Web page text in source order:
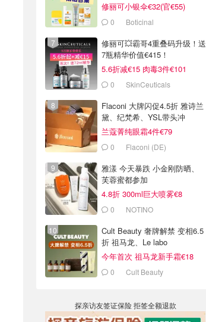
修丽可小银伞€32(官€55)
0 Boticinal
修丽可💥霸哥4重叠码升级！送
7瓶精华价值€415！
5.6折减€15 肉毒3件€101
0 SkinCeuticals
Flaconi 大牌闪促4.5折 雅诗兰
黛、纪梵希、YSL带头冲
兰蔻菁纯眼霜4件€79
0 Flaconi (DE)
雅漾 今天暴跌 小金刚防晒、
芙蓉蜜都参加
4.8折 300ml巨大喷雾€8
0 NOTINO
Cult Beauty 奢牌解禁 变相6.5
折 祖马龙、Le labo
今年首次 祖马龙新手霜€18
0 Cult Beauty
探亲访友签证保险 拒签全额退款